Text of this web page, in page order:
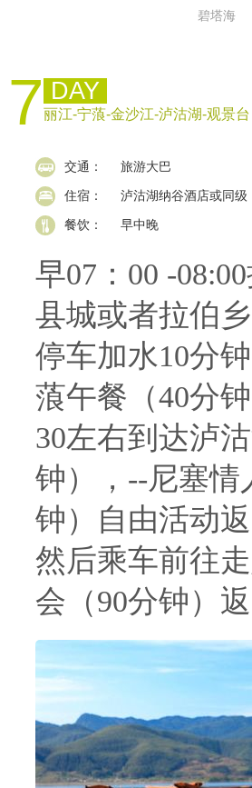
碧塔海
7 DAY
丽江-宁蒗-金沙江-泸沽湖-观景台
交通： 旅游大巴
住宿： 泸沽湖纳谷酒店或同级
餐饮： 早中晚
早07：00 -
县城或者拉伯
停车加水10分
蒗午餐（40分
30左右到达泸
钟），--尼塞情
钟）自由活动
然后乘车前往
会（90分钟）